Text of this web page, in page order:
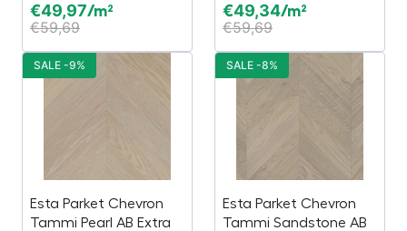
€49,97/m²
€59,69
€49,34/m²
€59,69
Esta Parket Chevron
Tammi Pearl AB Extra
SALE -9%
Esta Parket Chevron
Tammi Sandstone AB
SALE -8%